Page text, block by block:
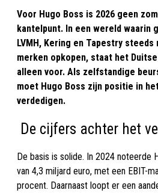
Voor Hugo Boss is 2026 geen
kantelpunt. In een wereld waarin
LVMH, Kering en Tapestry
merken opkopen, staat het
alleen voor. Als zelfstandige
moet Hugo Boss zijn positie in
verdedigen.
De cijfers achter het
De basis is solide. In 2024 noteerde
van 4,3 miljard euro, met een EBIT-
procent. Daarnaast loopt er een